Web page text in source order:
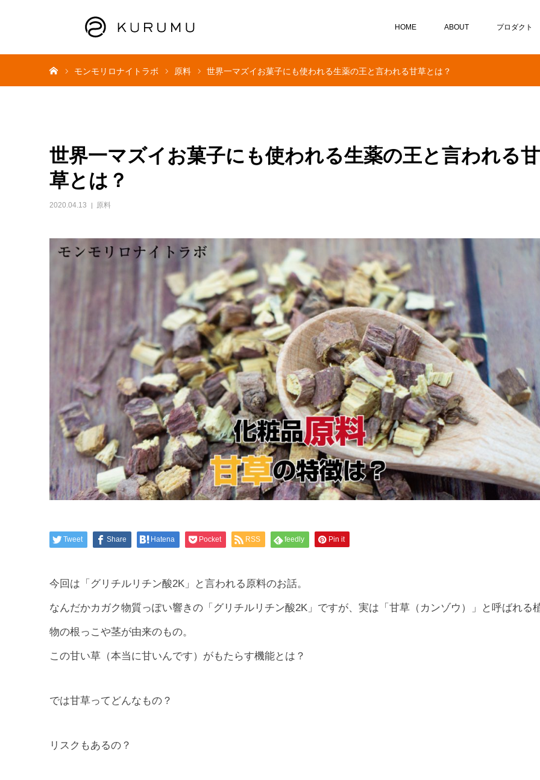
HOME ABOUT プロダクト
モンモリロナイトラボ 原料 世界一マズイお菓子にも使われる生薬の王と言われる甘草とは？
世界一マズイお菓子にも使われる生薬の王と言われる甘
草とは？
2020.04.13 原料
Tweet Share Hatena Pocket RSS feedly Pin it
今回は「グリチルリチン酸2K」と言われる原料のお話。
なんだかカガク物質っぽい響きの「グリチルリチン酸2K」ですが、実は「甘草（カンゾウ）」と呼ばれる
物の根っこや茎が由来のもの。
この甘い草（本当に甘いんです）がもたらす機能とは？
では甘草ってどんなもの？
リスクもあるの？